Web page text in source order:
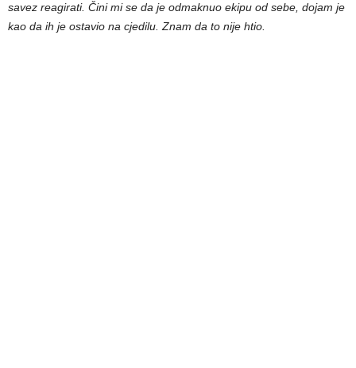
savez reagirati. Čini mi se da je odmaknuo ekipu od sebe, dojam je
kao da ih je ostavio na cjedilu. Znam da to nije htio.